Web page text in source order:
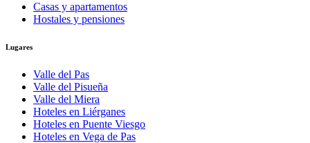
Casas y apartamentos
Hostales y pensiones
Lugares
Valle del Pas
Valle del Pisueña
Valle del Miera
Hoteles en Liérganes
Hoteles en Puente Viesgo
Hoteles en Vega de Pas